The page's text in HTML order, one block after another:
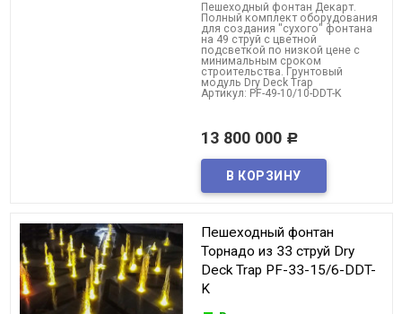
Пешеходный фонтан Декарт.
Полный комплект оборудования
для создания "сухого" фонтана
на 49 струй с цветной
подсветкой по низкой цене с
минимальным сроком
строительства. Грунтовый
модуль Dry Deck Trap
Артикул: PF-49-10/10-DDT-K
13 800 000 Р
Пешеходный фонтан
Торнадо из 33 струй Dry
Deck Trap PF-33-15/6-DDT-
K